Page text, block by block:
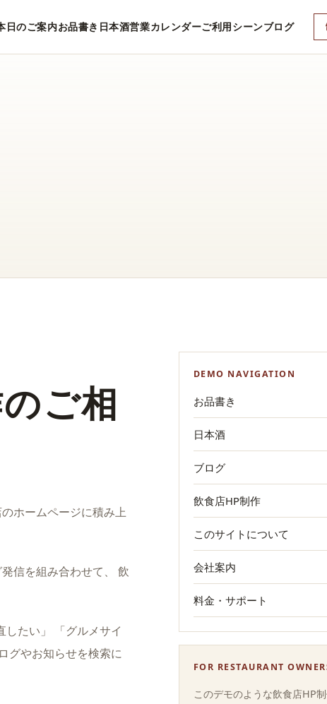
日のご案内お品書き 日本酒営業カレンダーご利用シーンブログ
ご相
ホームページに積み上
信を組み合わせて、 飲
たい」 「グルメサイ
グやお知らせを検索に
DEMO NAVIGATION
お品書き
日本酒
ブログ
飲食店HP制作
このサイトについて
会社案内
料金・サポート
FOR RESTAURANT
このデモのような飲食店HP